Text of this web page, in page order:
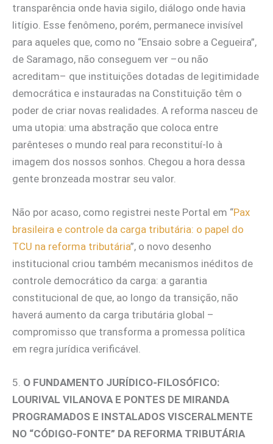
transparência onde havia sigilo, diálogo onde havia
litígio. Esse fenômeno, porém, permanece invisível
para aqueles que, como no “Ensaio sobre a Cegueira”,
de Saramago, não conseguem ver –ou não
acreditam– que instituições dotadas de legitimidade
democrática e instauradas na Constituição têm o
poder de criar novas realidades. A reforma nasceu de
uma utopia: uma abstração que coloca entre
parênteses o mundo real para reconstituí-lo à
imagem dos nossos sonhos. Chegou a hora dessa
gente bronzeada mostrar seu valor.
Não por acaso, como registrei neste Portal em “Pax
brasileira e controle da carga tributária: o papel do
TCU na reforma tributária”, o novo desenho
institucional criou também mecanismos inéditos de
controle democrático da carga: a garantia
constitucional de que, ao longo da transição, não
haverá aumento da carga tributária global –
compromisso que transforma a promessa política
em regra jurídica verificável.
5. O FUNDAMENTO JURÍDICO-FILOSÓFICO:
LOURIVAL VILANOVA E PONTES DE MIRANDA
PROGRAMADOS E INSTALADOS VISCERALMENTE
NO “CÓDIGO-FONTE” DA REFORMA TRIBUTÁRIA